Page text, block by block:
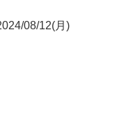
08/12(月)